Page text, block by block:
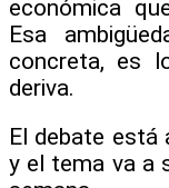
económica
Esa
concreta, es
deriva.
El debate está
y el tema va a